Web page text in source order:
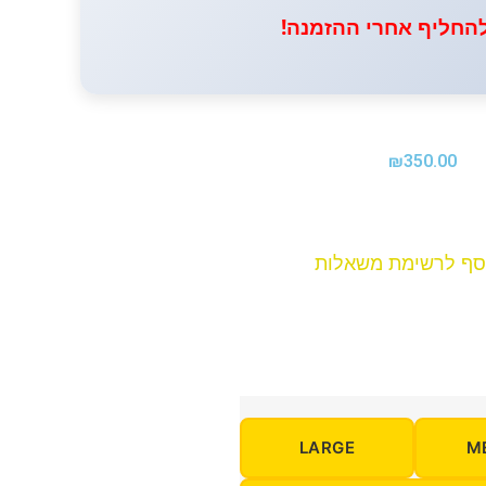
אחרי ההזמנה!
₪350.00
לרשימת משאלות
LARGE